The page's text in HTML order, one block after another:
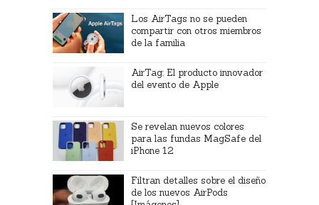
Los AirTags no se pueden
compartir con otros miembros
de la familia
AirTag: El producto innovador
del evento de Apple
Se revelan nuevos colores
para las fundas MagSafe del
iPhone 12
Filtran detalles sobre el diseño
de los nuevos AirPods